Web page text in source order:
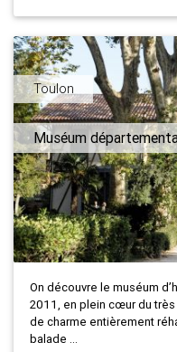
Toulon
Muséum
On découvre le muséum
2011, en plein cœur du
de charme entièrement
balade ...